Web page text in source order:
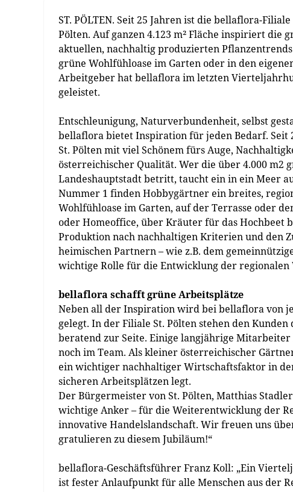
ST. PÖLTEN. Seit 25 Jahren ist die bellaflora-
Pölten. Auf ganzen 4.123 m² Fläche inspiriert
aktuellen, nachhaltig produzierten
grüne Wohlfühloase im Garten oder in den
Arbeitgeber hat bellaflora im letzten
geleistet.
Entschleunigung, Naturverbundenheit, selbst
bellaflora bietet Inspiration für jeden Bedarf.
St. Pölten mit viel Schönem fürs Auge,
österreichischer Qualität. Wer die über 4.000 m2
Landeshauptstadt betritt, taucht ein in ein Meer
Nummer 1 finden Hobbygärtner ein breites,
Wohlfühloase im Garten, auf der Terrasse oder
oder Homeoffice, über Kräuter für das Hochbeet
Produktion nach nachhaltigen Kriterien und den
heimischen Partnern – wie z.B. dem
wichtige Rolle für die Entwicklung der
bellaflora schafft grüne Arbeitsplätze
Neben all der Inspiration wird bei bellaflora von
gelegt. In der Filiale St. Pölten stehen den
beratend zur Seite. Einige langjährige
noch im Team. Als kleiner österreichischer
ein wichtiger nachhaltiger Wirtschaftsfaktor in
sicheren Arbeitsplätzen legt.
Der Bürgermeister von St. Pölten, Matthias
wichtige Anker – für die Weiterentwicklung der
innovative Handelslandschaft. Wir freuen uns
gratulieren zu diesem Jubiläum!“
bellaflora-Geschäftsführer Franz Koll: „Ein
ist fester Anlaufpunkt für alle Menschen aus der